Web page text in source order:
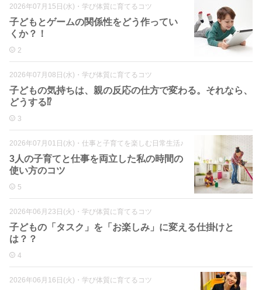
2026年07月15日(水) ・ 学び体質に育てるコツ
子どもとゲームの関係性をどう作ってい
くか？！
2
2026年07月08日(水) ・ 学び体質に育てるコツ
子どもの気持ちは、親の反応の仕方で変わる。それなら、
どうする⁉
3
2026年07月01日(水) ・ 仕事と子育てを楽しむ日常生活♪
3人の子育てと仕事を両立した私の時間の
使い方のコツ
5
2026年06月23日(火) ・ 学び体質に育てるコツ
子どもの「タスク」を「お楽しみ」に変える仕掛けと
は？？
4
2026年06月16日(火) ・ 学び体質に育てるコツ